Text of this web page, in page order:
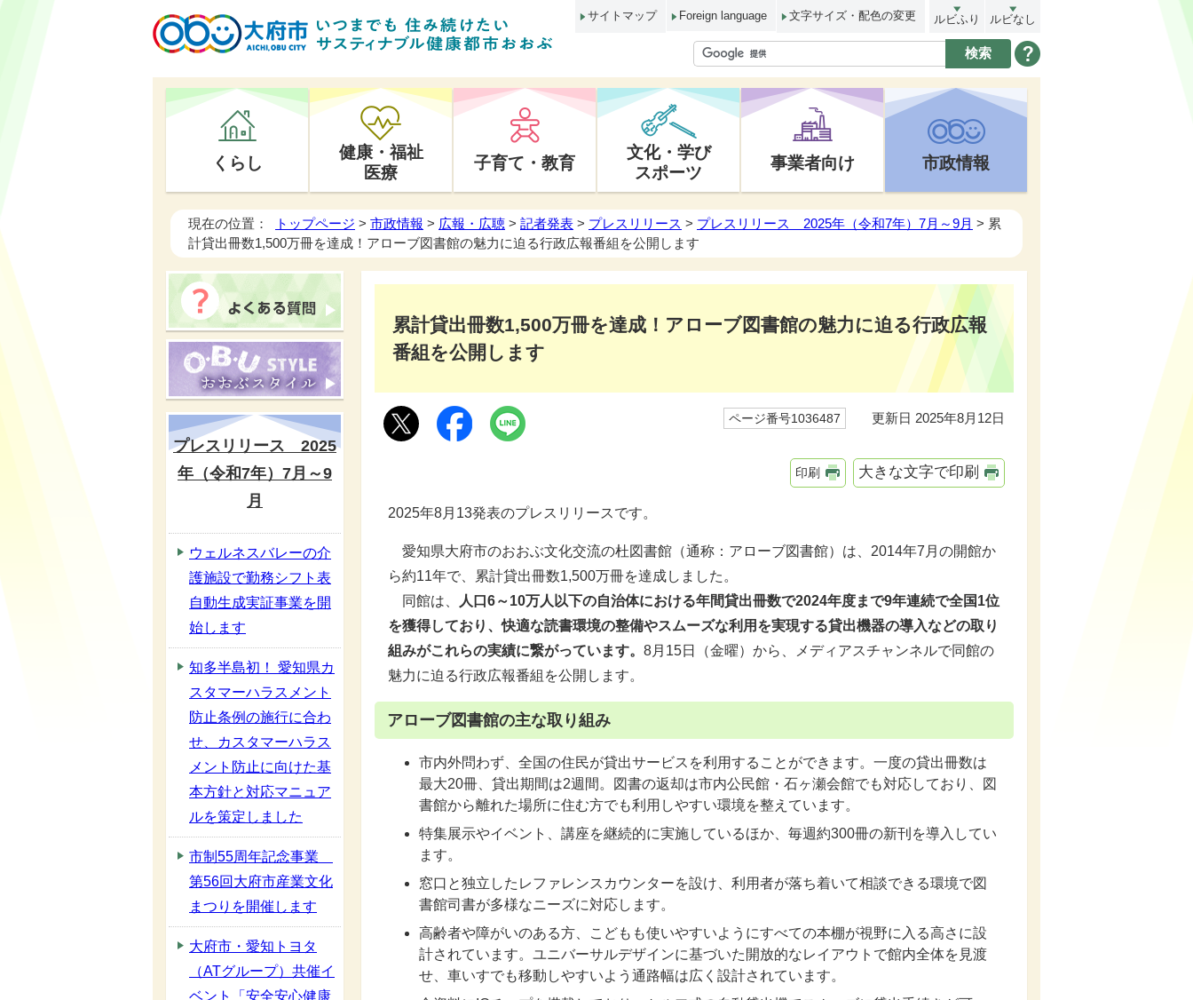
サイトマップ Foreign language 文字サイズ・配色の変更 ルビふり ルビなし
くらし
健康・福祉
医療
子育て・教育
文化・学び
スポーツ
事業者向け 市政情報
現在の位置： トップページ > 市政情報 > 広報・広聴 > 記者発表 > プレスリリース > プレスリリース 2025年（令和7年）7月～9月 > 累
計貸出冊数1,500万冊を達成！アローブ図書館の魅力に迫る行政広報番組を公開します
累計貸出冊数1,500万冊を達成！アローブ図書館の魅力に迫る行政広報
番組を公開します
ページ番号1036487 更新日 2025年8月12日
印刷 大きな文字で印刷
2025年8月13発表のプレスリリースです。
愛知県大府市のおおぶ文化交流の杜図書館（通称：アローブ図書館）は、2014年7月の開館か
ら約11年で、累計貸出冊数1,500万冊を達成しました。
同館は、
人口6～10万人以下の自治体における年間貸出冊数で2024年度まで9年連続で全国1位
を獲得しており、快適な読書環境の整備やスムーズな利用を実現する貸出機器の導入などの取り
組みがこれらの実績に繋がっています。 8月15日（金曜）から、メディアスチャンネルで同館の
魅力に迫る行政広報番組を公開します。
アローブ図書館の主な取り組み
市内外問わず、全国の住民が貸出サービスを利用することができます。一度の貸出冊数は
最大20冊、貸出期間は2週間。図書の返却は市内公民館・石ヶ瀬会館でも対応しており、図
書館から離れた場所に住む方でも利用しやすい環境を整えています。
特集展示やイベント、講座を継続的に実施しているほか、毎週約300冊の新刊を導入してい
ます。
窓口と独立したレファレンスカウンターを設け、利用者が落ち着いて相談できる環境で図
書館司書が多様なニーズに対応します。
高齢者や障がいのある方、こどもも使いやすいようにすべての本棚が視野に入る高さに設
計されています。ユニバーサルデザインに基づいた開放的なレイアウトで館内全体を見渡
せ、車いすでも移動しやすいよう通路幅は広く設計されています。
プレスリリース 2025
年（令和7年）7月～9
月
ウェルネスバレーの介
護施設で勤務シフト表
自動生成実証事業を開
始します
知多半島初！ 愛知県カ
スタマーハラスメント
防止条例の施行に合わ
せ、カスタマーハラス
メント防止に向けた基
本方針と対応マニュア
ルを策定しました
市制55周年記念事業
第56回大府市産業文化
まつりを開催します
大府市・愛知トヨタ
（ATグループ）共催イ
ベント「安全安心健康